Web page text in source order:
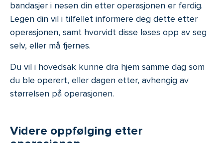
bandasjer i nesen din etter operasjonen er ferdig.
Legen din vil i tilfellet informere deg dette etter
operasjonen, samt hvorvidt disse løses opp av seg
selv, eller må fjernes.
Du vil i hovedsak kunne dra hjem samme dag som
du ble operert, eller dagen etter, avhengig av
størrelsen på operasjonen.
Videre oppfølging etter